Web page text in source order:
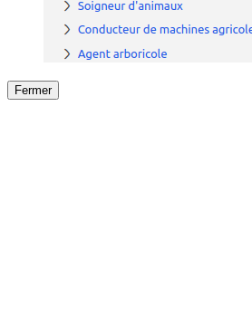
Fermer